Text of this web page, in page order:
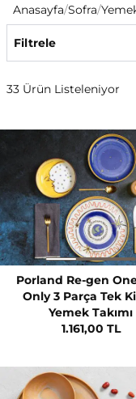
Anasayfa/Sofra/
33 Ürün Listeleniyor
Filtrele
Porland Re-gen
Only 3 Parça Tek
Yemek Takımı
1.161,00 TL